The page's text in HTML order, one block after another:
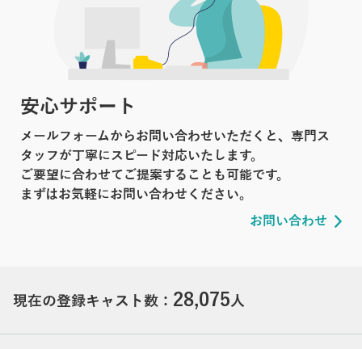
安心サポート
メールフォームからお問い合わせいただくと、専門ス
タッフが丁寧にスピード対応いたします。
ご要望に合わせてご提案することも可能です。
まずはお気軽にお問い合わせください。
お問い合わせ
現在の登録キャスト数： 28,075人